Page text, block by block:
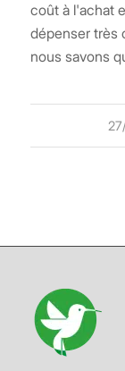
coût à l'achat
dépenser très
nous savons